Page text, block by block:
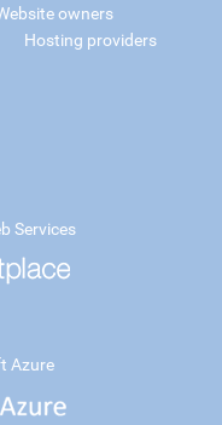
owners
Hosting providers
Services
Azure